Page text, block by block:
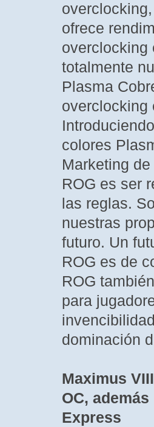
ofrece
overclocking
totalmente
Plasma
overclocking
colores
Marketing
ROG es ser
las reglas.
nuestras
futuro. Un
ROG es de
ROG
para
dominación
Maximus
OC,
Express